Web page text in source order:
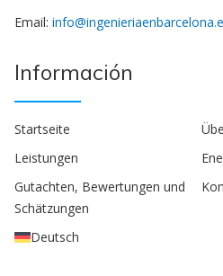
Email:
Información
Startseite
Leistungen
Gutachten, Bewertungen und
Schätzungen
Deutsch